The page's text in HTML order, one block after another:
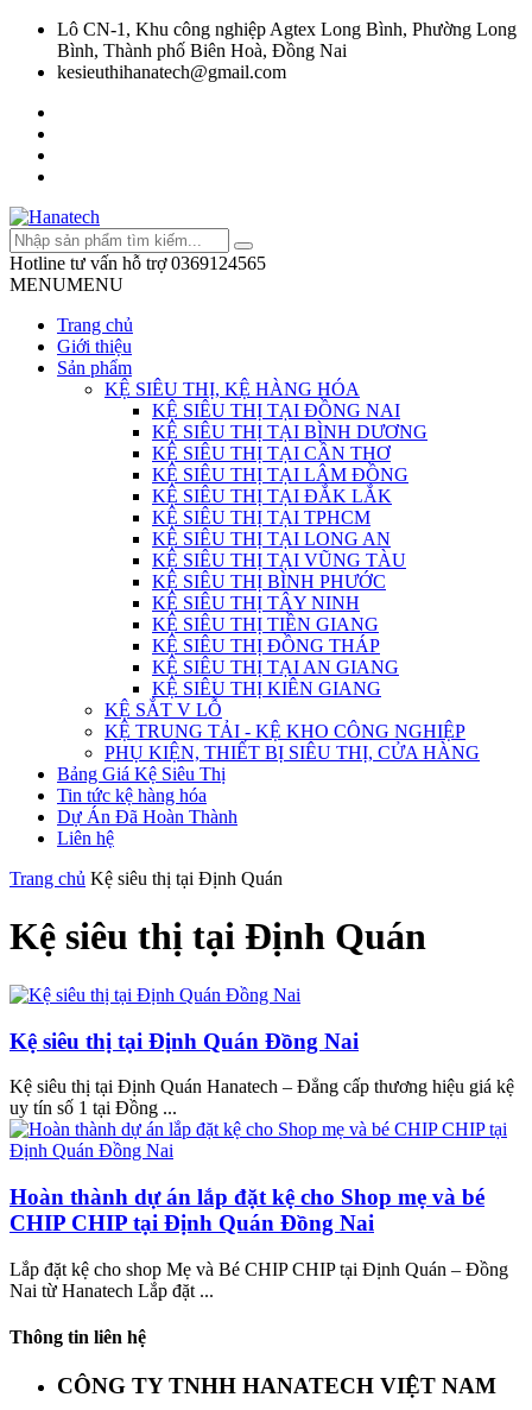
Lô CN-1, Khu công nghiệp Agtex Long Bình, Phường Long
Bình, Thành phố Biên Hoà, Đồng Nai
kesieuthihanatech@gmail.com
Hotline tư vấn hỗ trợ 0369124565
MENUMENU
Trang chủ
Giới thiệu
Sản phẩm
KỆ SIÊU THỊ, KỆ HÀNG HÓA
KỆ SIÊU THỊ TẠI ĐỒNG NAI
KỆ SIÊU THỊ TẠI BÌNH DƯƠNG
KỆ SIÊU THỊ TẠI CẦN THƠ
KỆ SIÊU THỊ TẠI LÂM ĐỒNG
KỆ SIÊU THỊ TẠI ĐẮK LẮK
KỆ SIÊU THỊ TẠI TPHCM
KỆ SIÊU THỊ TẠI LONG AN
KỆ SIÊU THỊ TẠI VŨNG TÀU
KỆ SIÊU THỊ BÌNH PHƯỚC
KỆ SIÊU THỊ TÂY NINH
KỆ SIÊU THỊ TIỀN GIANG
KỆ SIÊU THỊ ĐỒNG THÁP
KỆ SIÊU THỊ TẠI AN GIANG
KỆ SIÊU THỊ KIÊN GIANG
KỆ SẮT V LỖ
KỆ TRUNG TẢI - KỆ KHO CÔNG NGHIỆP
PHỤ KIỆN, THIẾT BỊ SIÊU THỊ, CỬA HÀNG
Bảng Giá Kệ Siêu Thị
Tin tức kệ hàng hóa
Dự Án Đã Hoàn Thành
Liên hệ
Trang chủ Kệ siêu thị tại Định Quán
Kệ siêu thị tại Định Quán
Kệ siêu thị tại Định Quán Đồng Nai
Kệ siêu thị tại Định Quán Hanatech – Đẳng cấp thương hiệu giá kệ
uy tín số 1 tại Đồng ...
Hoàn thành dự án lắp đặt kệ cho Shop mẹ và bé
CHIP CHIP tại Định Quán Đồng Nai
Lắp đặt kệ cho shop Mẹ và Bé CHIP CHIP tại Định Quán – Đồng
Nai từ Hanatech Lắp đặt ...
Thông tin liên hệ
CÔNG TY TNHH HANATECH VIỆT NAM